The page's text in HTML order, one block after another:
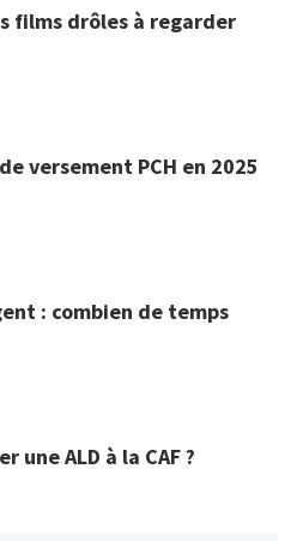
films drôles à regarder
versement PCH en 2025
: combien de temps
ALD à la CAF ?